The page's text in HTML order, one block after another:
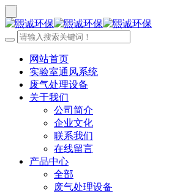
网站首页
实验室通风系统
废气处理设备
关于我们
公司简介
企业文化
联系我们
在线留言
产品中心
全部
废气处理设备